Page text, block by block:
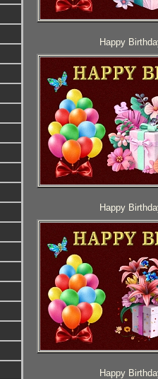
Happy
Happy
Happy